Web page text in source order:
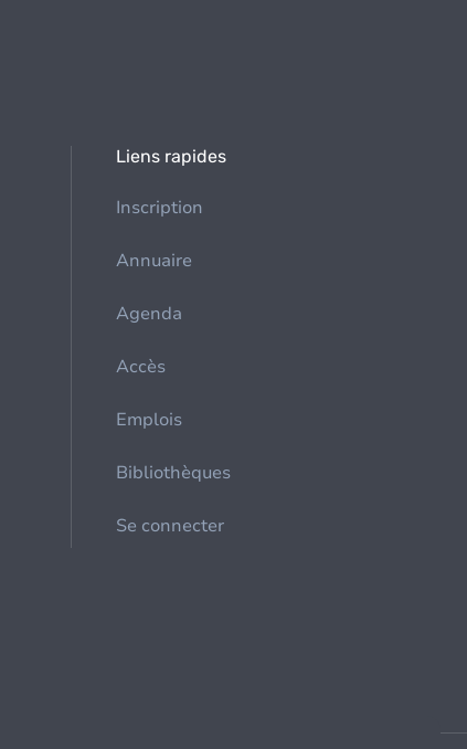
Liens rapides
Inscription
Annuaire
Agenda
Accès
Emplois
Bibliothèques
Se connecter